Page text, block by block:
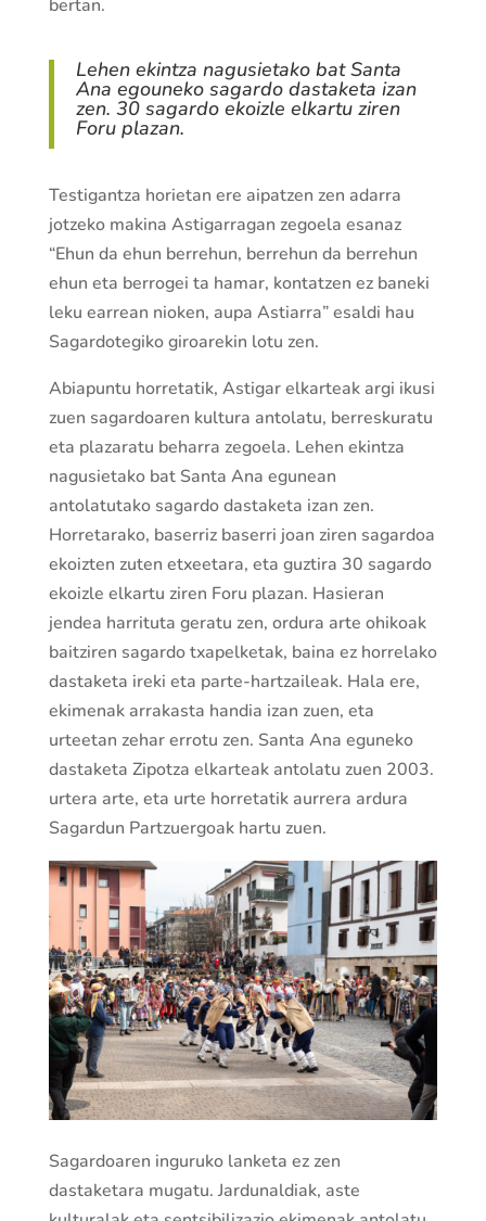
bertan.
Lehen ekintza nagusietako bat Santa
Ana egouneko sagardo dastaketa izan
zen. 30 sagardo ekoizle elkartu ziren
Foru plazan.
Testigantza horietan ere aipatzen zen adarra
jotzeko makina Astigarragan zegoela esanaz
“Ehun da ehun berrehun, berrehun da berrehun
ehun eta berrogei ta hamar, kontatzen ez baneki
leku earrean nioken, aupa Astiarra” esaldi hau
Sagardotegiko giroarekin lotu zen.
Abiapuntu horretatik, Astigar elkarteak argi ikusi
zuen sagardoaren kultura antolatu, berreskuratu
eta plazaratu beharra zegoela. Lehen ekintza
nagusietako bat Santa Ana egunean
antolatutako sagardo dastaketa izan zen.
Horretarako, baserriz baserri joan ziren sagardoa
ekoizten zuten etxeetara, eta guztira 30 sagardo
ekoizle elkartu ziren Foru plazan. Hasieran
jendea harrituta geratu zen, ordura arte ohikoak
baitziren sagardo txapelketak, baina ez horrelako
dastaketa ireki eta parte-hartzaileak. Hala ere,
ekimenak arrakasta handia izan zuen, eta
urteetan zehar errotu zen. Santa Ana eguneko
dastaketa Zipotza elkarteak antolatu zuen 2003.
urtera arte, eta urte horretatik aurrera ardura
Sagardun Partzuergoak hartu zuen.
Sagardoaren inguruko lanketa ez zen
dastaketara mugatu. Jardunaldiak, aste